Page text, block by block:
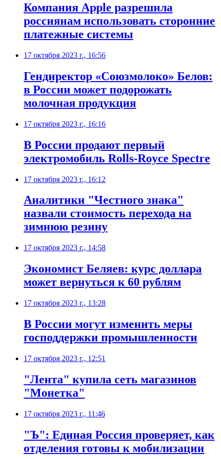
Компания Apple разрешила
россиянам использовать сторонние
платежные системы
17 октября 2023 г., 16:56
Гендиректор «Союзмолоко» Белов:
в России может подорожать
молочная продукция
17 октября 2023 г., 16:16
В России продают первый
электромобиль Rolls-Royce Spectre
17 октября 2023 г., 16:12
Аналитики "Честного знака"
назвали стоимость перехода на
зимнюю резину
17 октября 2023 г., 14:58
Экономист Беляев: курс доллара
может вернуться к 60 рублям
17 октября 2023 г., 13:28
В России могут изменить меры
господдержки промышленности
17 октября 2023 г., 12:51
"Лента" купила сеть магазинов
"Монетка"
17 октября 2023 г., 11:46
"Ъ": Единая Россия проверяет, как
отделения готовы к мобилизации